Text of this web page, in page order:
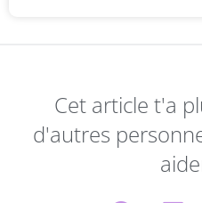
Cet article t'a
d'autres